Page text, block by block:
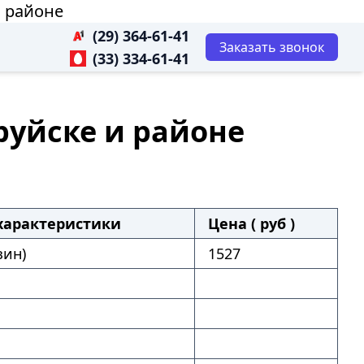
районе
(29) 364-61-41
(33) 334-61-41
Заказать звонок
и районе
Цена ( руб )
1527